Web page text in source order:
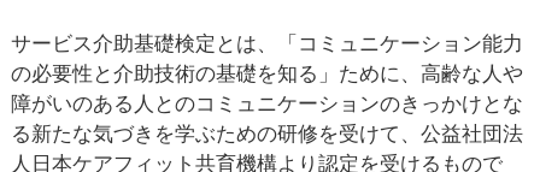
サービス介助基礎検定とは、「コミュニケーション能力
の必要性と介助技術の基礎を知る」ために、高齢な人や
障がいのある人とのコミュニケーションのきっかけとな
る新たな気づきを学ぶための研修を受けて、公益社団法
人日本ケアフィット共育機構より認定を受けるもので